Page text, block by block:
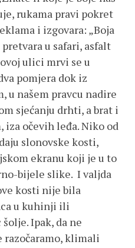
rukama pravi pokret
i izgovara: „Boja
u safari, asfalt
ulici mrvi se u
pomjera dok iz
u našem pravcu nadire
sjećanju drhti, a brat i
iza očevih leđa. Niko od
slonovske kosti,
ekranu koji je u to
bijele slike. I valjda
kosti nije bila
u kuhinji ili
Ipak, da ne
razočaramo, klimali